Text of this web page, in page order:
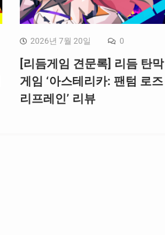
2026년 7월 20일 0
[리듬게임 견문록] 리듬 탄막
게임 ‘아스테리카: 팬텀 로즈
리프레인’ 리뷰